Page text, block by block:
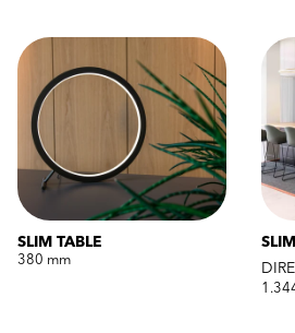
SLIM TABLE
380 mm